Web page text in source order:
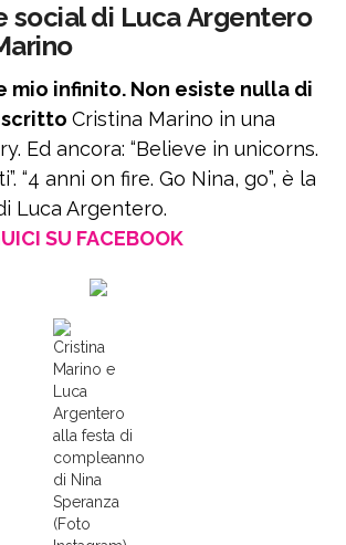
social di Luca Argentero
mio infinito. Non esiste nulla di
scritto Cristina Marino in una
Ed ancora: “Believe in unicorns.
“4 anni on fire. Go Nina, go”, è la
Luca Argentero.
SU FACEBOOK
Cristina
Marino e
Luca
Argentero
alla festa di
compleanno
di Nina
Speranza
(Foto